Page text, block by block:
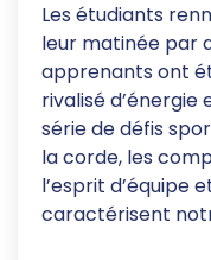
Les étudiants
leur matinée par
apprenants ont
rivalisé
série de défis
la corde, les
l’esprit d’équipe
caractérisent